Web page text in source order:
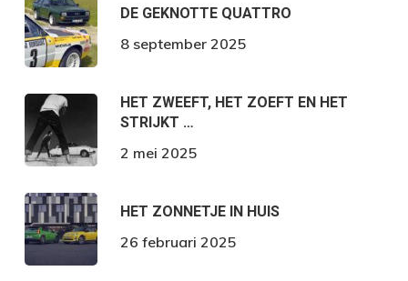
DE GEKNOTTE QUATTRO
8 september 2025
HET ZWEEFT, HET ZOEFT EN HET
STRIJKT …
2 mei 2025
HET ZONNETJE IN HUIS
26 februari 2025